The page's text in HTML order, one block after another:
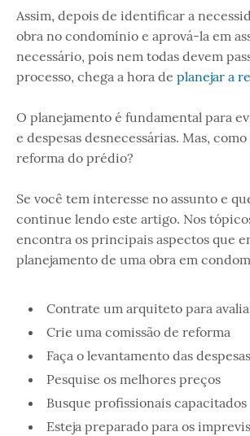
Assim, depois de identificar a
obra no condomínio e aprová-la em
necessário, pois nem todas devem
processo, chega a hora de planejar a
O planejamento é fundamental para
e despesas desnecessárias. Mas,
reforma do prédio?
Se você tem interesse no assunto e
continue lendo este artigo. Nos
encontra os principais aspectos que
planejamento de uma obra em
Contrate um arquiteto para
Crie uma comissão de reforma
Faça o levantamento das despesas
Pesquise os melhores preços
Busque profissionais capacitados
Esteja preparado para os